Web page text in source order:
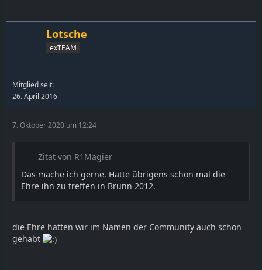
Lotsche
exTEAM
Mitglied seit:
26. April 2016
7. Oktober 2020 um 12:24
Zitat von R1Magier
Das mache ich gerne. Hatte übrigens schon mal die
Ehre ihn zu treffen in Brünn 2012.
die Ehre hatten wir im Namen der Community auch schon
gehabt